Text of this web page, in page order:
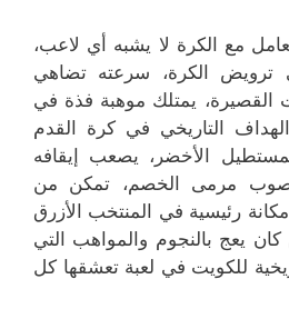
مع الكرة لا يشبه أي لاعب،
ترويض الكرة، سرعته تضاهي
القصيرة، يمتلك موهبة فذة في
التاريخي في كرة القدم
الأخضر، يصعب إيقافه
صوب مرمى الخصم، تمكن من
رئيسية في المنتخب الأزرق
يعج بالنجوم والمواهب التي
للكويت في لعبة تعشقها كل